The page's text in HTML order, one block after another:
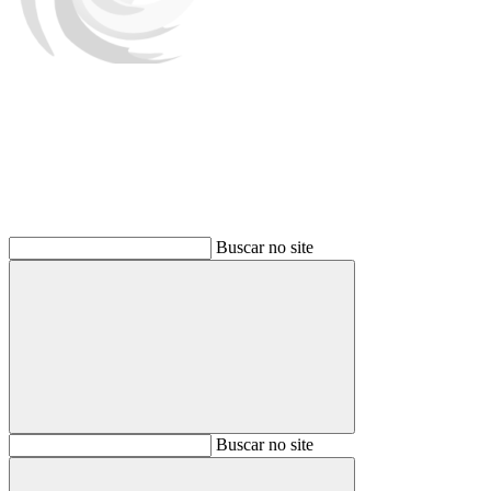
Buscar no site
BuscarBuscar no site